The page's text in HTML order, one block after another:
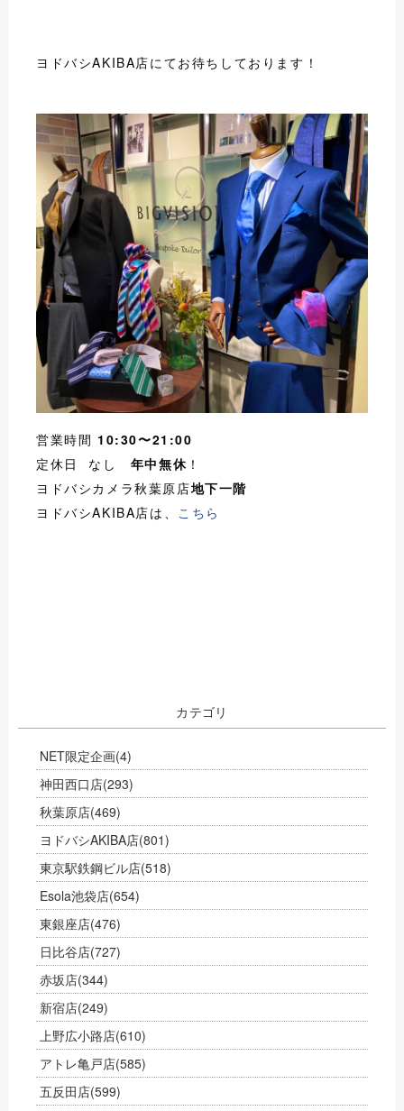
ヨドバシAKIBA店にてお待ちしております！
営業時間 10:30〜21:00
定休日 なし 年中無休 ！
ヨドバシカメラ秋葉原店地下一階
ヨドバシAKIBA店は、 こちら
カテゴリ
NET限定企画(4)
神田西口店(293)
秋葉原店(469)
ヨドバシAKIBA店(801)
東京駅鉄鋼ビル店(518)
Esola池袋店(654)
東銀座店(476)
日比谷店(727)
赤坂店(344)
新宿店(249)
上野広小路店(610)
アトレ亀戸店(585)
五反田店(599)